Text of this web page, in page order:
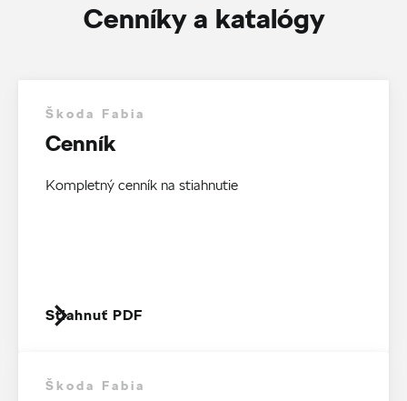
Cenníky a katalógy
Škoda Fabia
Cenník
Kompletný cenník na stiahnutie
Stiahnuť PDF
Škoda Fabia